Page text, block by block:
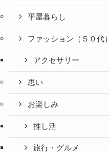
平屋暮らし
ファッション（５０代）
アクセサリー
思い
お楽しみ
推し活
旅行・グルメ